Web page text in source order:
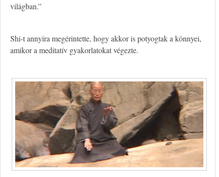
világban.”
Shi-t annyira megérintette, hogy akkor is potyogtak a könnyei,
amikor a meditatív gyakorlatokat végezte.